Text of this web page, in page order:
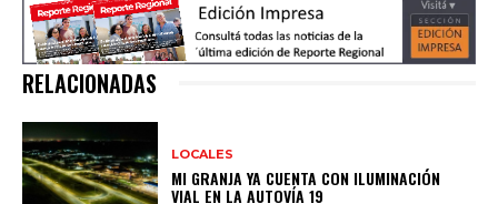
RELACIONADAS
LOCALES
MI GRANJA YA CUENTA CON ILUMINACIÓN
VIAL EN LA AUTOVÍA 19